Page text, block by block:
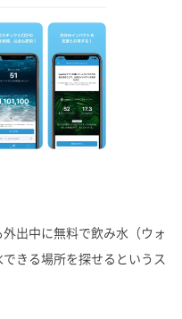
出中に無料で飲み水（ウォ
きる場所を探せるというス